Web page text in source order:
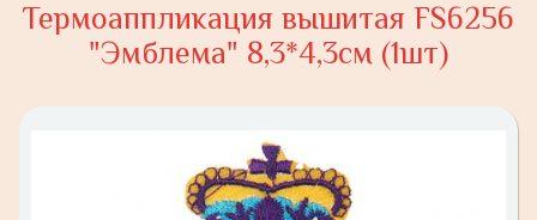
Термоаппликация вышитая FS6256
"Эмблема" 8,3*4,3см (1шт)